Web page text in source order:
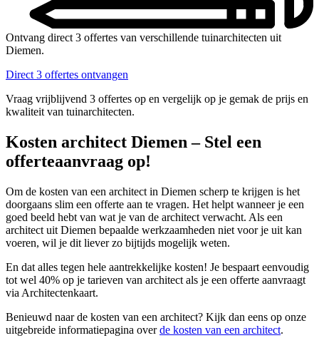
Ontvang direct 3 offertes van verschillende tuinarchitecten uit
Diemen.
Direct 3 offertes ontvangen
Vraag vrijblijvend 3 offertes op en vergelijk op je gemak de prijs en
kwaliteit van tuinarchitecten.
Kosten architect Diemen – Stel een
offerteaanvraag op!
Om de kosten van een architect in Diemen scherp te krijgen is het
doorgaans slim een offerte aan te vragen. Het helpt wanneer je een
goed beeld hebt van wat je van de architect verwacht. Als een
architect uit Diemen bepaalde werkzaamheden niet voor je uit kan
voeren, wil je dit liever zo bijtijds mogelijk weten.
En dat alles tegen hele aantrekkelijke kosten! Je bespaart eenvoudig
tot wel 40% op je tarieven van architect als je een offerte aanvraagt
via Architectenkaart.
Benieuwd naar de kosten van een architect? Kijk dan eens op onze
uitgebreide informatiepagina overde kosten van een architect.